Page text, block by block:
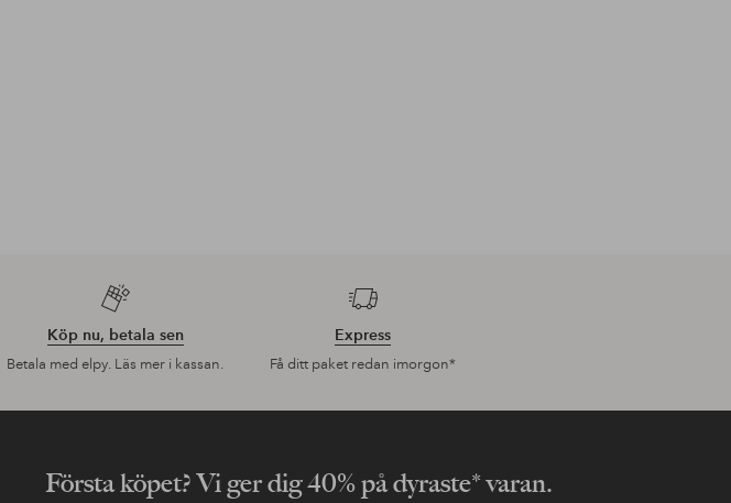
Köp nu, betala sen
Betala med elpy. Läs mer i kassan.
Express
Få ditt paket redan imorgon*
Första köpet? Vi ger dig 40% på dyraste* varan.